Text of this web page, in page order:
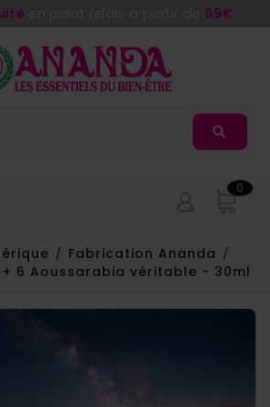
69€
0
Fabrication Ananda
+ 6 Aoussarabia véritable - 30ml